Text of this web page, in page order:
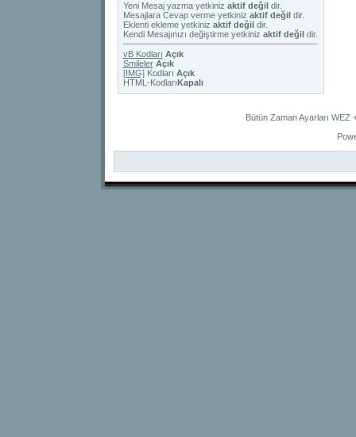
Yeni Mesaj yazma yetkiniz aktif değildir.
Mesajlara Cevap verme yetkiniz aktif değildir.
Eklenti ekleme yetkiniz aktif değildir.
Kendi Mesajınızı değiştirme yetkiniz aktif değildir.
vB Kodları Açık
Smileler Açık
[IMG]Kodları Açık
HTML-KodlarıKapalı
Bütün Zaman Ayarları